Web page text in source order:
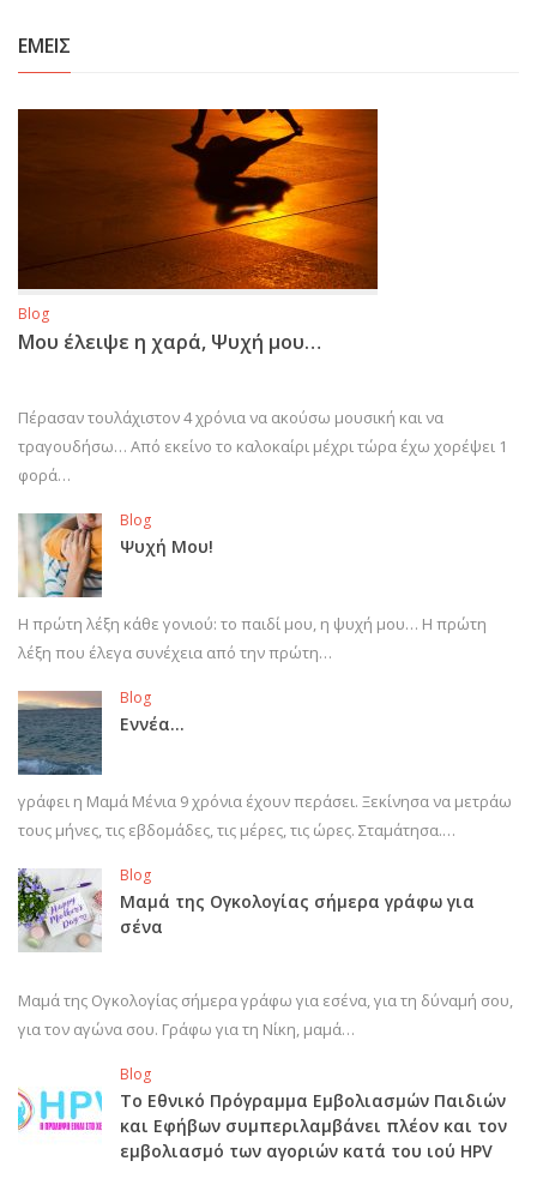
ΕΜΕΙΣ
Blog
Μου έλειψε η χαρά, Ψυχή μου…
Πέρασαν τουλάχιστον 4 χρόνια να ακούσω μουσική και να
τραγουδήσω… Από εκείνο το καλοκαίρι μέχρι τώρα έχω χορέψει 1
φορά…
Blog
Ψυχή Μου!
Η πρώτη λέξη κάθε γονιού: το παιδί μου, η ψυχή μου… Η πρώτη
λέξη που έλεγα συνέχεια από την πρώτη…
Blog
Εννέα…
γράφει η Μαμά Μένια 9 χρόνια έχουν περάσει. Ξεκίνησα να μετράω
τους μήνες, τις εβδομάδες, τις μέρες, τις ώρες. Σταμάτησα.…
Blog
Μαμά της Ογκολογίας σήμερα γράφω για
σένα
Μαμά της Ογκολογίας σήμερα γράφω για εσένα, για τη δύναμή σου,
για τον αγώνα σου. Γράφω για τη Νίκη, μαμά…
Blog
Το Εθνικό Πρόγραμμα Εμβολιασμών Παιδιών
και Εφήβων συμπεριλαμβάνει πλέον και τον
εμβολιασμό των αγοριών κατά του ιού HPV